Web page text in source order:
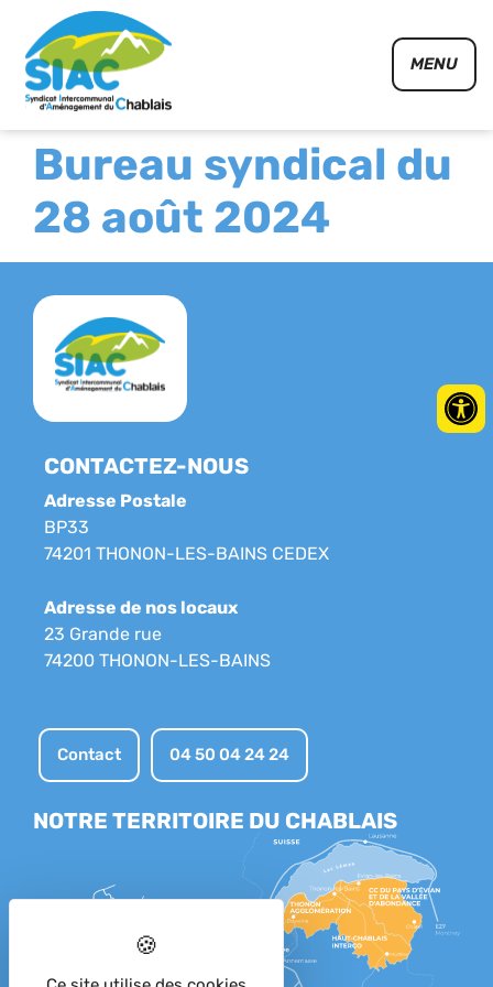
MENU
Bureau syndical du
28 août 2024
CONTACTEZ-NOUS
Adresse Postale
BP33
74201 THONON-LES-BAINS CEDEX
Adresse de nos locaux
23 Grande rue
74200 THONON-LES-BAINS
Contact 04 50 04 24 24
NOTRE TERRITOIRE DU CHABLAIS
Panneau de gestion des cookies